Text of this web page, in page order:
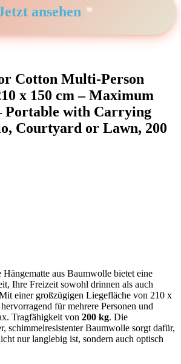
ansehen
Cotton Multi-Person
x 150 cm – ⁢Maximum
Portable ⁤with ⁢Carrying⁣
Courtyard or Lawn, 200
aus Baumwolle bietet eine
‍Ihre Freizeit sowohl‌ drinnen als auch
einer großzügigen Liegefläche von 210 x
für mehrere Personen und
Tragfähigkeit von 200 kg. Die
schimmelresistenter Baumwolle ​sorgt dafür,
nur‍ langlebig ist, sondern auch optisch